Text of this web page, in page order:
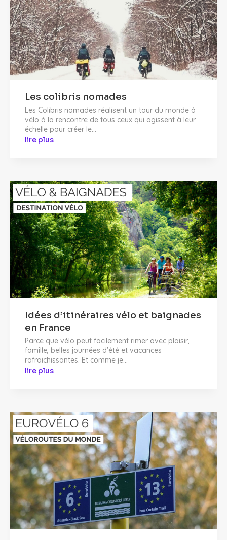
Les colibris nomades
Les Colibris nomades réalisent un tour du monde à
vélo à la rencontre de tous ceux qui agissent à leur
échelle pour créer le...
lire plus
Idées d’itinéraires vélo et baignades
en France
Parce que vélo peut facilement rimer avec plaisir,
famille, belles journées d'été et vacances
rafraichissantes. Et comme je...
lire plus